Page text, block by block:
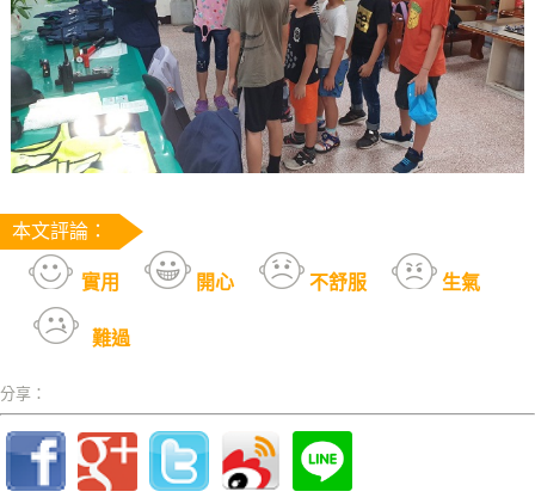
本文評論：
實用 開心 不舒服 生氣
難過
分享：